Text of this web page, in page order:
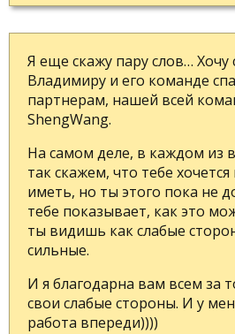
Я еще скажу пару слов… Хочу
Владимиру и его команде
партнерам, нашей всей
ShengWang.
На самом деле, в каждом из
так скажем, что тебе
иметь, но ты этого пока не
тебе показывает, как это
ты видишь как слабые
сильные.
И я благодарна вам всем за
свои слабые стороны. И у
работа впереди))))